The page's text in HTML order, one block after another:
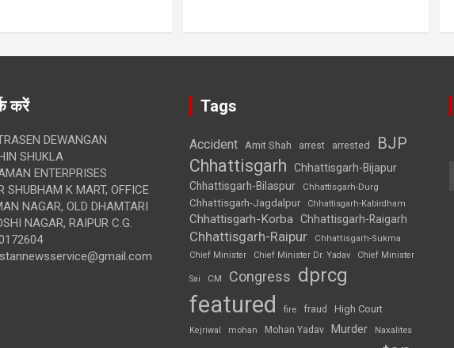
करें
DEWANGAN
SHUKLA
ENTERPRISES
SHUBHAM K MART, OFFICE
NAGAR, OLD DHAMTARI
NAGAR, RAIPUR C.G.
Tags
Accident Amit Shah arrest arrested BJP
Chhattisgarh
Chhattisgarh-Bijapur
Chhattisgarh-Bilaspur
Chhattisgarh-Durg
Chhattisgarh-Jagdalpur Chhattisgarh-Kabirdham
Chhattisgarh-Korba Chhattisgarh-Raigarh
Chhattisgarh-Raipur
Chhattisgarh-Sukma
Chief Minister
Chief Minister Dr. Yadav Chief Minister
Sai CM Congress dprcg
featured fire fraud High Court
Kejriwal mohan Mohan Yadav Murder Naxalites